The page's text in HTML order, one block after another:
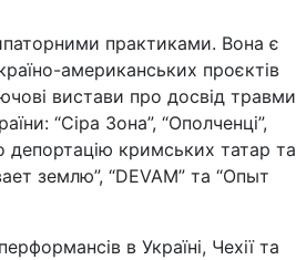
практиками. Вона є
американських проєктів
вистави про досвід травми
“Сіра Зона”, “Ополченці”,
кримських татар та
землю”, “DEVAM” та “Опыт
в Україні, Чехії та